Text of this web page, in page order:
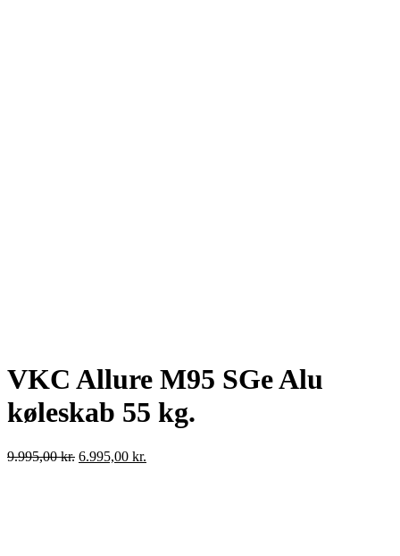
VKC Allure M95 SGe Alu
køleskab 55 kg.
9.995,00kr. 6.995,00 kr.